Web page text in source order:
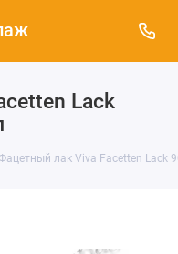
Lack
лак Viva Facetten Lack